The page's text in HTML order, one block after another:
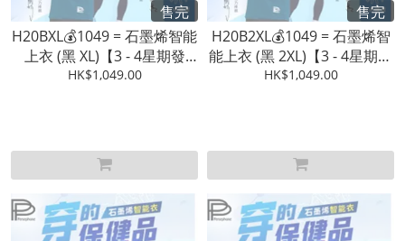
售完
H20BXL💰1049 = 石墨烯智能
上衣 (黑 XL)【3 - 4星期發
貨】
HK$1,049.00
售完
H20B2XL💰1049 = 石墨烯智
能上衣 (黑 2XL)【3 - 4星期發
貨】
HK$1,049.00